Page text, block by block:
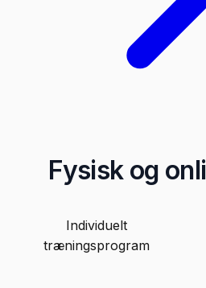
Fysisk og
Individuelt
træningsprogram